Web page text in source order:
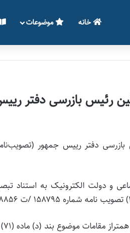
خانه موضوعات
رئیس بازرسی دفتر
مقامات موضوع بند (د) ماده (۷۱‏)